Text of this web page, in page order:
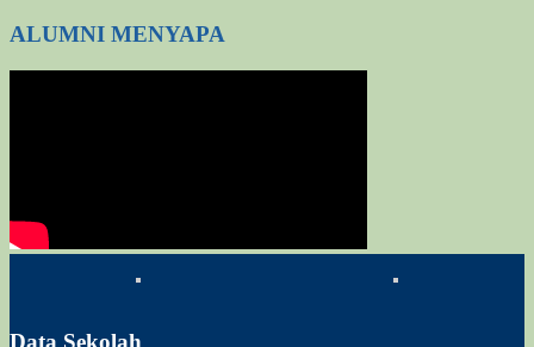
ALUMNI MENYAPA
Data Sekolah